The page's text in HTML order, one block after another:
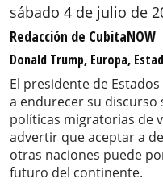
sábado 4 de julio de
Redacción de CubitaNOW
Donald Trump, Europa,
El presidente de
a endurecer su
políticas migratorias de
advertir que aceptar a
otras naciones puede
futuro del continente.